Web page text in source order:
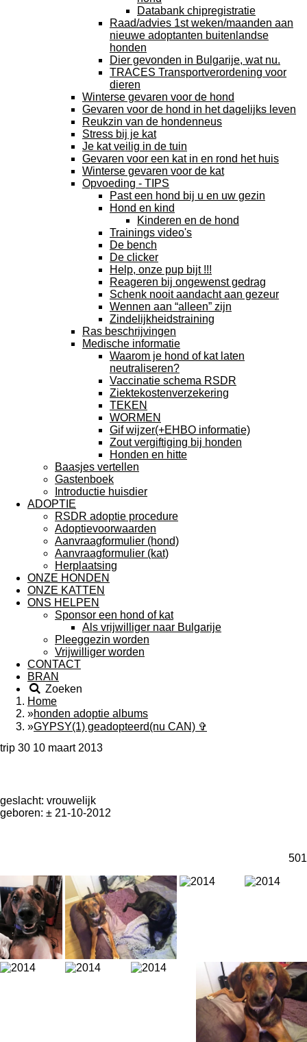
Databank chipregistratie
Raad/advies 1st weken/maanden aan
nieuwe adoptanten buitenlandse
honden
Dier gevonden in Bulgarije, wat nu.
TRACES Transportverordening voor
dieren
Winterse gevaren voor de hond
Gevaren voor de hond in het dagelijks leven
Reukzin van de hondenneus
Stress bij je kat
Je kat veilig in de tuin
Gevaren voor een kat in en rond het huis
Winterse gevaren voor de kat
Opvoeding - TIPS
Past een hond bij u en uw gezin
Hond en kind
Kinderen en de hond
Trainings video's
De bench
De clicker
Help, onze pup bijt !!!
Reageren bij ongewenst gedrag
Schenk nooit aandacht aan gezeur
Wennen aan “alleen” zijn
Zindelijkheidstraining
Ras beschrijvingen
Medische informatie
Waarom je hond of kat laten
neutraliseren?
Vaccinatie schema RSDR
Ziektekostenverzekering
TEKEN
WORMEN
Gif wijzer(+EHBO informatie)
Zout vergiftiging bij honden
Honden en hitte
Baasjes vertellen
Gastenboek
Introductie huisdier
ADOPTIE
RSDR adoptie procedure
Adoptievoorwaarden
Aanvraagformulier (hond)
Aanvraagformulier (kat)
Herplaatsing
ONZE HONDEN
ONZE KATTEN
ONS HELPEN
Sponsor een hond of kat
Als vrijwilliger naar Bulgarije
Pleeggezin worden
Vrijwilliger worden
CONTACT
BRAN
Zoeken
Home
»honden adoptie albums
»GYPSY(1) geadopteerd(nu CAN) ✞
trip 30 10 maart 2013
geslacht: vrouwelijk
geboren: ± 21-10-2012
501